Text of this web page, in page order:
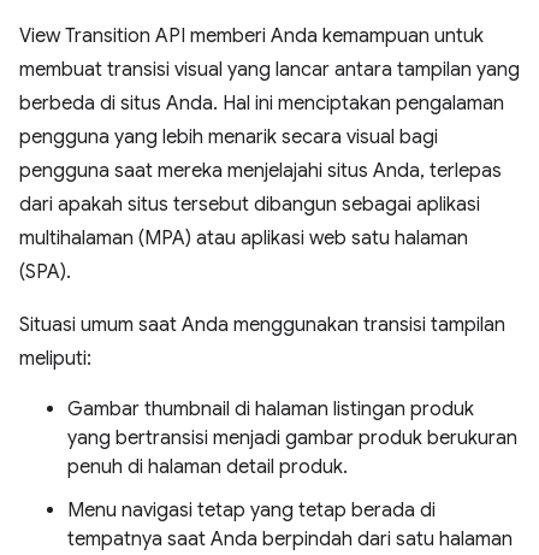
View Transition API memberi Anda kemampuan untuk
membuat transisi visual yang lancar antara tampilan yang
berbeda di situs Anda. Hal ini menciptakan pengalaman
pengguna yang lebih menarik secara visual bagi
pengguna saat mereka menjelajahi situs Anda, terlepas
dari apakah situs tersebut dibangun sebagai aplikasi
multihalaman (MPA) atau aplikasi web satu halaman
(SPA).
Situasi umum saat Anda menggunakan transisi tampilan
meliputi:
Gambar thumbnail di halaman listingan produk
yang bertransisi menjadi gambar produk berukuran
penuh di halaman detail produk.
Menu navigasi tetap yang tetap berada di
tempatnya saat Anda berpindah dari satu halaman